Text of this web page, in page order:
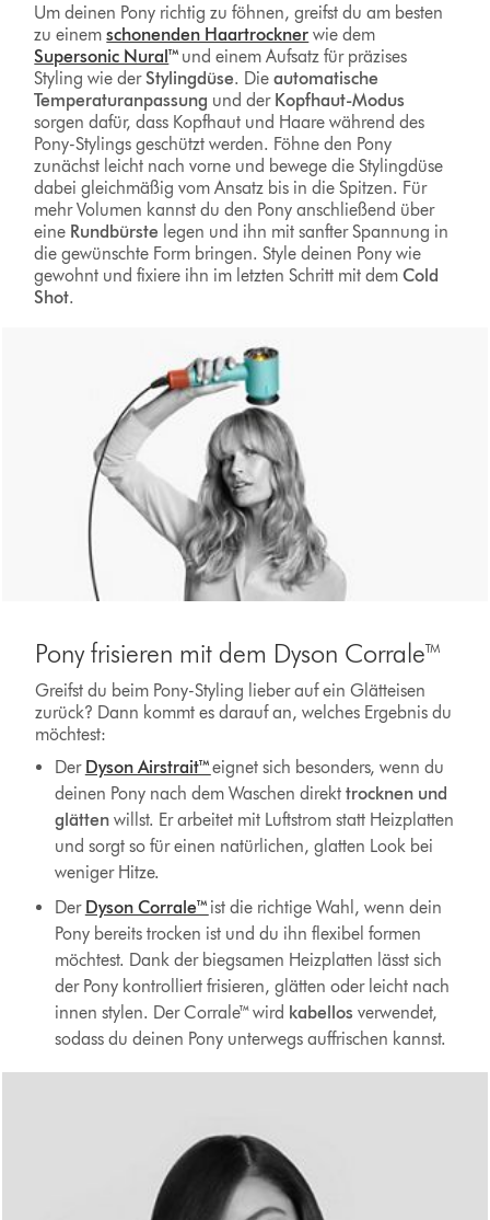
Um deinen Pony richtig zu föhnen, greifst du am besten
zu einemschonenden Haartrockner wie dem
Supersonic Nural™ und einem Aufsatz für präzises
Styling wie derStylingdüse. Dieautomatische
Temperaturanpassung und der Kopfhaut-Modus
sorgen dafür, dass Kopfhaut und Haare während des
Pony-Stylings geschützt werden. Föhne den Pony
zunächst leicht nach vorne und bewege die Stylingdüse
dabei gleichmäßig vom Ansatz bis in die Spitzen. Für
mehr Volumen kannst du den Pony anschließend über
eine Rundbürste legen und ihn mit sanfter Spannung in
die gewünschte Form bringen. Style deinen Pony wie
gewohnt und fixiere ihn im letzten Schritt mit demCold
Shot.
Pony frisieren mit dem Dyson Corrale™
Greifst du beim Pony-Styling lieber auf ein Glätteisen
zurück? Dann kommt es darauf an, welches Ergebnis du
möchtest:
Der Dyson Airstrait™eignet sich besonders, wenn du
deinen Pony nach dem Waschen direkt trocknen und
glättenwillst. Er arbeitet mit Luftstrom statt Heizplatten
und sorgt so für einen natürlichen, glatten Look bei
weniger Hitze.
Der Dyson Corrale™ ist die richtige Wahl, wenn dein
Pony bereits trocken ist und du ihn flexibel formen
möchtest. Dank der biegsamen Heizplatten lässt sich
der Pony kontrolliert frisieren, glätten oder leicht nach
innen stylen. Der Corrale™ wird kabellos verwendet,
sodass du deinen Pony unterwegs auffrischen kannst.